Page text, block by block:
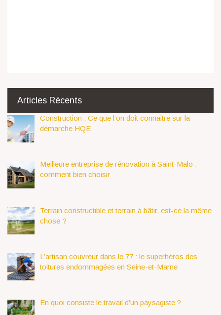
Articles Récents
Construction : Ce que l’on doit connaitre sur la
démarche HQE
Meilleure entreprise de rénovation à Saint-Malo :
comment bien choisir
Terrain constructible et terrain à bâtir, est-ce la même
chose ?
L’artisan couvreur dans le 77 : le superhéros des
toitures endommagées en Seine-et-Marne
En quoi consiste le travail d’un paysagiste ?